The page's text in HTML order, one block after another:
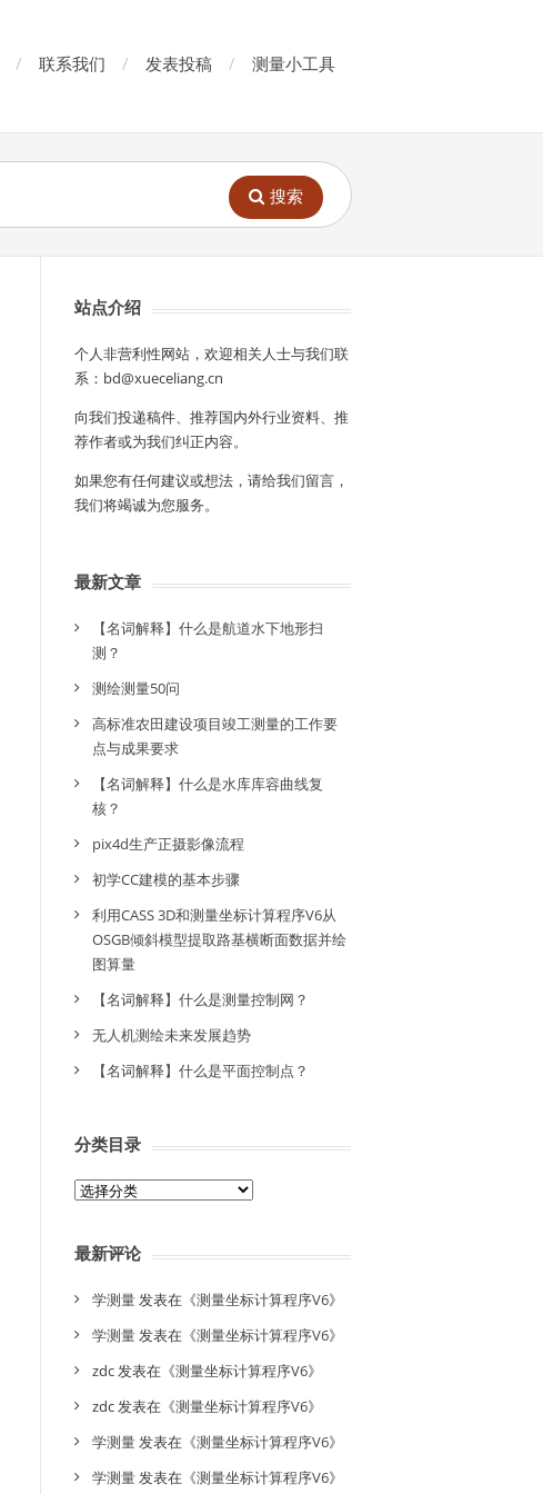
联系我们 发表投稿 测量小工具
搜索
站点介绍
个人非营利性网站，欢迎相关人士与我们联
系：bd@xueceliang.cn
向我们投递稿件、推荐国内外行业资料、推
荐作者或为我们纠正内容。
如果您有任何建议或想法，请给我们留言，
我们将竭诚为您服务。
最新文章
【名词解释】什么是航道水下地形扫
测？
测绘测量50问
高标准农田建设项目竣工测量的工作要
点与成果要求
【名词解释】什么是水库库容曲线复
核？
pix4d生产正摄影像流程
初学CC建模的基本步骤
利用CASS 3D和测量坐标计算程序V6从
OSGB倾斜模型提取路基横断面数据并绘
图算量
【名词解释】什么是测量控制网？
无人机测绘未来发展趋势
【名词解释】什么是平面控制点？
分类目录
分
录
最新评论
学测量发表在《测量坐标计算程序V6》
学测量发表在《测量坐标计算程序V6》
zdc发表在《测量坐标计算程序V6》
zdc发表在《测量坐标计算程序V6》
学测量发表在《测量坐标计算程序V6》
学测量发表在《测量坐标计算程序V6》